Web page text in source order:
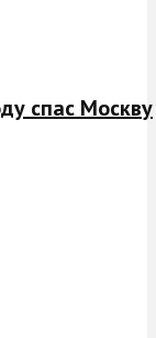
спас Москву